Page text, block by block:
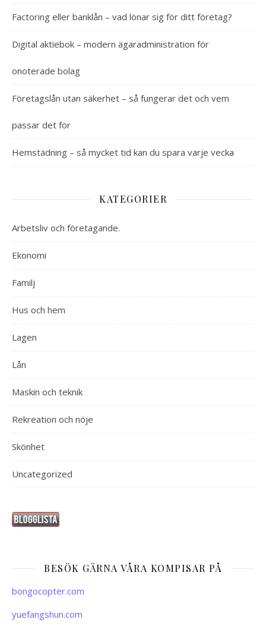
Factoring eller banklån – vad lönar sig för ditt företag?
Digital aktiebok – modern ägaradministration för
onoterade bolag
Företagslån utan säkerhet – så fungerar det och vem
passar det för
Hemstädning – så mycket tid kan du spara varje vecka
KATEGORIER
Arbetsliv och företagande.
Ekonomi
Familj
Hus och hem
Lagen
Lån
Maskin och teknik
Rekreation och nöje
Skönhet
Uncategorized
BESÖK GÄRNA VÅRA KOMPISAR PÅ
bongocopter.com
yuefangshun.com